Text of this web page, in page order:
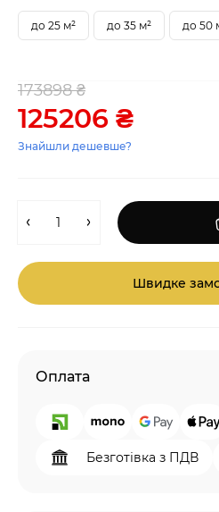
до 25 м² до 35 м² до 50
173898 ₴
125206 ₴
Знайшли дешевше?
Швидке
Оплата
Безготівка з ПДВ